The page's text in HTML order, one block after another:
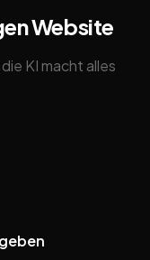
Website
KI macht alles